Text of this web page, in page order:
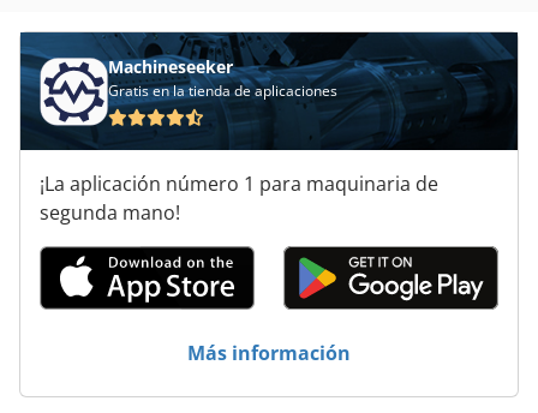
Tijeras De Metal
Tijeras De Metal Eléctrica
Tijeras De Perfil
Tirador De La
Trefiladora De Alambre
Trituración De
Machineseeker
Gratis en la tienda de aplicaciones
¡La aplicación número 1 para maquinaria de
segunda mano!
Más información